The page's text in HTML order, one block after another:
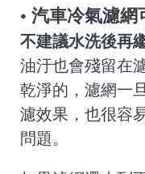
• 汽車冷氣濾網
不建議水洗後再
油汙也會殘留在
乾淨的，濾網一
濾效果，也很容
問題。